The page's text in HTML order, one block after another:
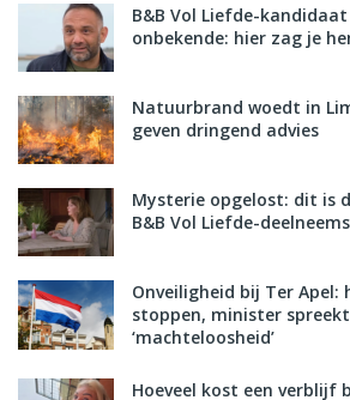
B&B Vol Liefde-
onbekende: hier zag je
Natuurbrand woedt in
geven dringend advies
Mysterie opgelost: dit is
B&B Vol Liefde-
Onveiligheid bij Ter
stoppen, minister
‘machteloosheid’
Hoeveel kost een verblijf